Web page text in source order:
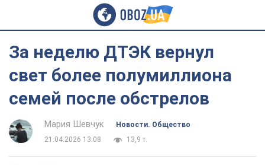
За неделю ДТЭК вернул
свет более полумиллиона
семей после обстрелов
Мария Шевчук
Новости. Общество
21.04.2026 13:08
13,9 т.